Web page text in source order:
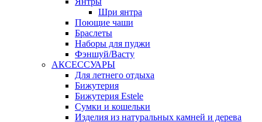
Шри янтра
Поющие чаши
Браслеты
Наборы для пуджи
Фэншуй/Васту
АКСЕССУАРЫ
Для летнего отдыха
Бижутерия
Бижутерия Estele
Сумки и кошельки
Изделия из натуральных камней и дерева